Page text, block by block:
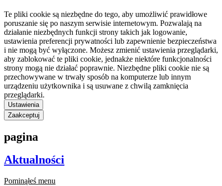
Te pliki cookie są niezbędne do tego, aby umożliwić prawidłowe
poruszanie się po naszym serwisie internetowym. Pozwalają na
działanie niezbędnych funkcji strony takich jak logowanie,
ustawienia preferencji prywatności lub zapewnienie bezpieczeństwa
i nie mogą być wyłączone. Możesz zmienić ustawienia przeglądarki,
aby zablokować te pliki cookie, jednakże niektóre funkcjonalności
strony mogą nie działać poprawnie. Niezbędne pliki cookie nie są
przechowywane w trwały sposób na komputerze lub innym
urządzeniu użytkownika i są usuwane z chwilą zamknięcia
przeglądarki.
Ustawienia
Zaakceptuj
pagina
Aktualności
Pominąłeś menu